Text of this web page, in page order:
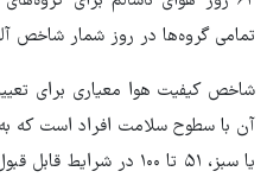
تمامی گروه‌ها در روز شمار شاخص
شاخص کیفیت هوا معیاری برای